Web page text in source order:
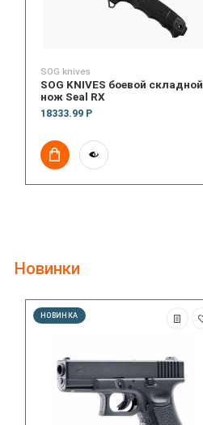
SOG knives
SOG KNIVES боевой складной
нож Seal RX
18333.99 Р
Новинки
НОВИНКА